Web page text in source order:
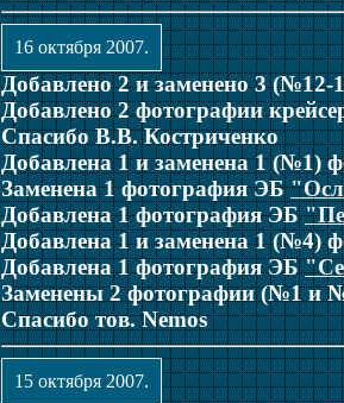
16 октября 2007.
Добавлено 2 и заменено 3
Добавлено 2 фотографии
Спасибо В.В. Костриченко
Добавлена 1 и заменена 1 (№1)
Заменена 1 фотография ЭБ
Добавлена 1 фотография ЭБ
Добавлена 1 и заменена 1 (№4)
Добавлена 1 фотография ЭБ
Заменены 2 фотографии (№1
Спасибо тов. Nemos
15 октября 2007.